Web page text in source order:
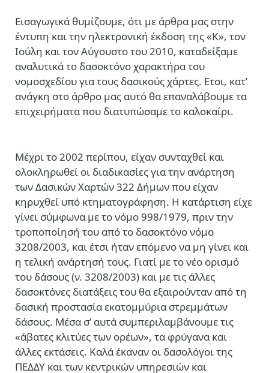
Εισαγωγικά θυμίζουμε, ότι με άρθρα μας στην
έντυπη και την ηλεκτρονική έκδοση της «Κ», τον
Ιούλη και τον Αύγουστο του 2010, καταδείξαμε
αναλυτικά το δασοκτόνο χαρακτήρα του
νομοσχεδίου για τους δασικούς χάρτες. Ετσι, κατ’
ανάγκη στο άρθρο μας αυτό θα επαναλάβουμε τα
επιχειρήματα που διατυπώσαμε το καλοκαίρι.
Μέχρι το 2002 περίπου, είχαν συνταχθεί και
ολοκληρωθεί οι διαδικασίες για την ανάρτηση
των Δασικών Χαρτών 322 Δήμων που είχαν
κηρυχθεί υπό κτηματογράφηση. Η κατάρτιση είχε
γίνει σύμφωνα με το νόμο 998/1979, πριν την
τροποποίησή του από το δασοκτόνο νόμο
3208/2003, και έτσι ήταν επόμενο να μη γίνει και
η τελική ανάρτησή τους. Γιατί με το νέο ορισμό
του δάσους (ν. 3208/2003) και με τις άλλες
δασοκτόνες διατάξεις του θα εξαιρούνταν από τη
δασική προστασία εκατομμύρια στρεμμάτων
δάσους. Μέσα σ’ αυτά συμπεριλαμβάνουμε τις
«άβατες κλιτύες των ορέων», τα φρύγανα και
άλλες εκτάσεις. Καλά έκαναν οι δασολόγοι της
ΠΕΔΔΥ και των κεντρικών υπηρεσιών και